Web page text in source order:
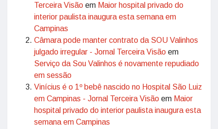
Terceira Visão em Maior hospital privado do
interior paulista inaugura esta semana em
Campinas
Câmara pode manter contrato da SOU Valinhos
julgado irregular - Jornal Terceira Visão em
Serviço da Sou Valinhos é novamente repudiado
em sessão
Vinícius é o 1º bebê nascido no Hospital São Luiz
em Campinas - Jornal Terceira Visão em Maior
hospital privado do interior paulista inaugura esta
semana em Campinas